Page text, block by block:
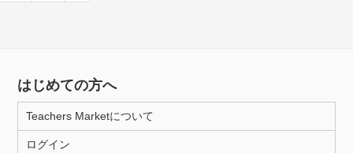
はじめての方へ
Teachers Marketについて
ログイン